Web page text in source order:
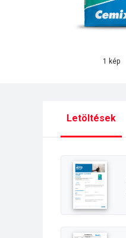
1 kép
Letöltések